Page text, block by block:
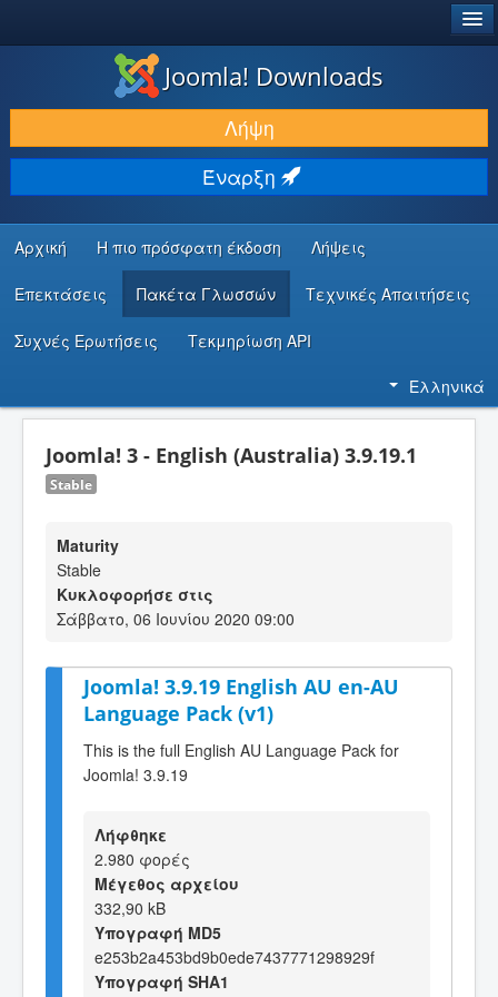
ΛΉΨΕΙΣ & ΕΠΕΚΤΆΣΕΙΣ
ΕΎΡΕΣΗ & ΜΆΘΗΣΗ
ΚΟΙΝΌΤΗΤΑ & ΥΠΟΣΤΉΡΙΞΗ
ΠΌΡΟΙ ΠΡΟΓΡΑΜΜΑΤΙΣΤΏΝ
Joomla! Downloads
Λήψη
Έναρξη
Αρχική Η πιο πρόσφατη έκδοση Λήψεις
Επεκτάσεις Πακέτα Γλωσσών Τεχνικές Απαιτήσεις
Συχνές Ερωτήσεις Τεκμηρίωση API
Ελληνικά
Joomla! 3 - English (Australia) 3.9.19.1
Stable
Maturity
Stable
Κυκλοφορήσε στις
Σάββατο, 06 Ιουνίου 2020 09:00
Joomla! 3.9.19 English AU en-AU
Language Pack (v1)
This is the full English AU Language Pack for
Joomla! 3.9.19
Λήφθηκε
2.980 φορές
Μέγεθος αρχείου
332,90 kB
Υπογραφή MD5
e253b2a453bd9b0ede7437771298929f
Υπογραφή SHA1